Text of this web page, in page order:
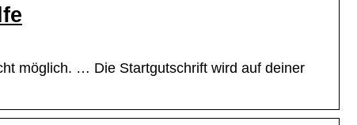
möglich. … Die Startgutschrift wird auf deiner